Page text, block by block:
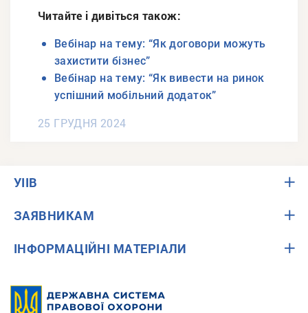
Читайте і дивіться також:
Вебінар на тему: “Як договори можуть
захистити бізнес”
Вебінар на тему: “Як вивести на ринок
успішний мобільний додаток”
25 ГРУДНЯ 2024
УІІВ
ЗАЯВНИКАМ
ІНФОРМАЦІЙНІ МАТЕРІАЛИ